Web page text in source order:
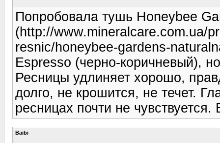
Попробовала тушь Honeybee
(http://www.mineralcare.com.ua/
resnic/honeybee-gardens-
Espresso (черно-коричневый),
Ресницы удлиняет хорошо,
долго, не крошится, не течет.
ресницах почти не
Baibi